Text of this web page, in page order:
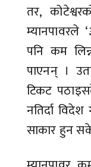
तर,
म्यानपावरले
पनि कम
पाएनन् ।
टिकट
नतिर्दा
साकार हुन